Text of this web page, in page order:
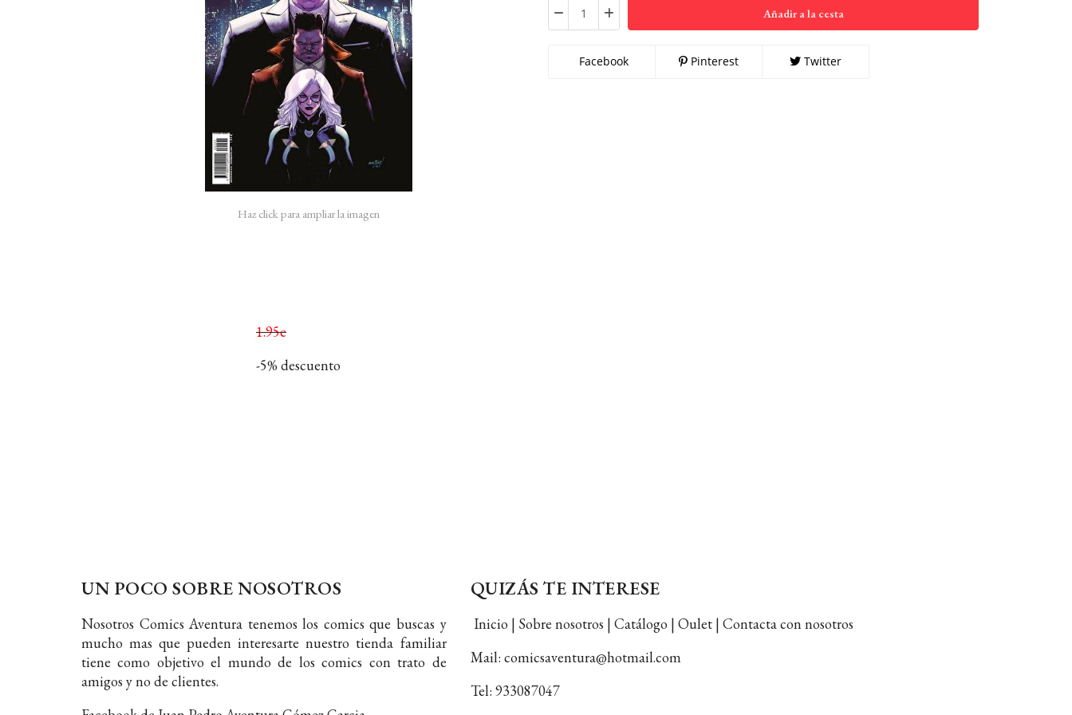
Haz click para ampliar la imagen
Añadir a la cesta
Facebook Pinterest Twitter
1.95e
-5% descuento
UN POCO SOBRE NOSOTROS
Nosotros Comics Aventura tenemos los comics que buscas y
mucho mas que pueden interesarte nuestro tienda familiar
tiene como objetivo el mundo de los comics con trato de
amigos y no de clientes.
QUIZÁS TE INTERESE
Inicio | Sobre nosotros | Catálogo | Oulet | Contacta con nosotros
Mail: comicsaventura@hotmail.com
Tel: 933087047